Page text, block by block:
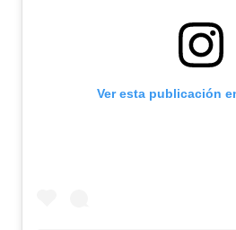
Ver esta publicación